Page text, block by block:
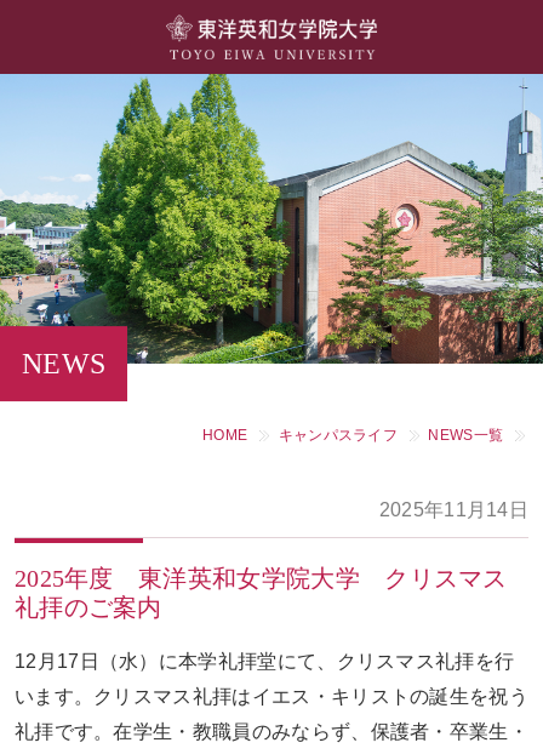
学部・学科
キャンパスライフ
留学・国際交流
キャリア・就職
お問い合わせ
NEWS
HOME キャンパスライフ NEWS一覧
2025年11月14日
2025年度 東洋英和女学院大学 クリスマス
礼拝のご案内
12 月 17 日（水）に本学礼拝堂にて、クリスマス礼拝を行
います。クリスマス礼拝はイエス・キリストの誕生を祝う
礼拝です。在学生・教職員のみならず、保護者・卒業生・